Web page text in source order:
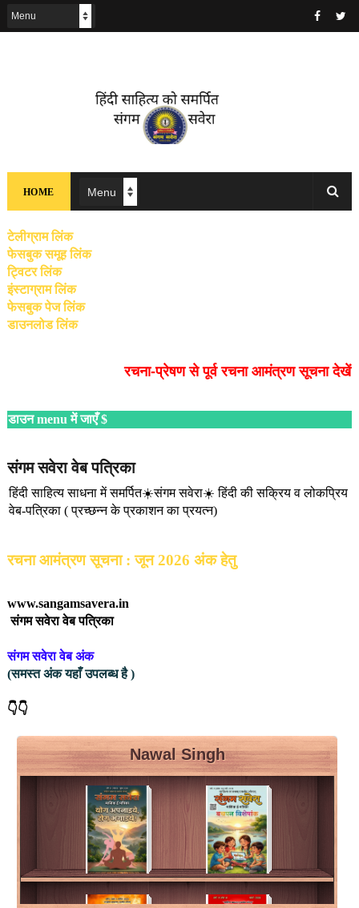
HOME
टेलीग्राम लिंक
फेसबुक समूह लिंक
ट्विटर लिंक
इंस्टाग्राम लिंक
फेसबुक पेज लिंक
डाउनलोड लिंक
रचना-प्रेषण से पूर्व रचना आमंत्रण सूचना देखें
जाएँ $
संगम सवेरा वेब पत्रिका
हिंदी साहित्य साधना में समर्पित☀️संगम सवेरा☀️ हिंदी की सक्रिय व लोकप्रिय
वेब-पत्रिका ( प्रच्छन्न के प्रकाशन का प्रयत्न)
रचना आमंत्रण सूचना : जून 2026 अंक हेतु
www.sangamsavera.in
संगम सवेरा वेब पत्रिका
संगम सवेरा वेब अंक
(समस्त अंक यहाँ उपलब्ध है )
👇👇